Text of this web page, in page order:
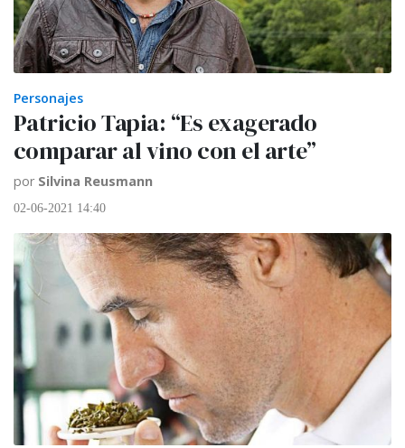
Personajes
Patricio Tapia: “Es exagerado
comparar al vino con el arte”
por Silvina Reusmann
02-06-2021 14:40